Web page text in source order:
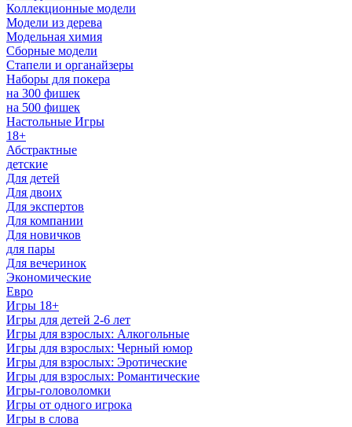
Коллекционные модели
Модели из дерева
Модельная химия
Сборные модели
Стапели и органайзеры
Наборы для покера
на 300 фишек
на 500 фишек
Настольные Игры
18+
Абстрактные
детские
Для детей
Для двоих
Для экспертов
Для компании
Для новичков
для пары
Для вечеринок
Экономические
Евро
Игры 18+
Игры для детей 2-6 лет
Игры для взрослых: Алкогольные
Игры для взрослых: Черный юмор
Игры для взрослых: Эротические
Игры для взрослых: Романтические
Игры-головоломки
Игры от одного игрока
Игры в слова